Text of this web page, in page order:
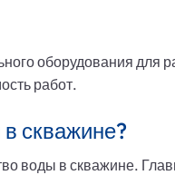
оборудования
работ.
скважине?
воды в скважине.